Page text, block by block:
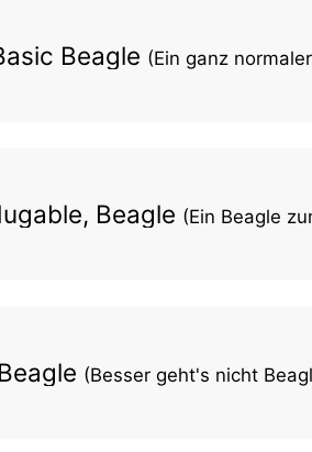
Beagle (Ein ganz
Beagle (Ein Beagle
(Besser geht's nicht